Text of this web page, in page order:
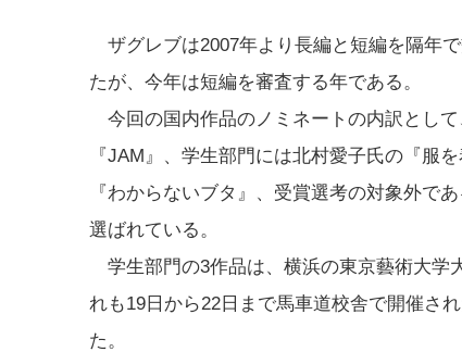
ザグレブは2007年より長編と短編を隔年
たが、今年は短編を審査する年である。
今回の国内作品のノミネートの内訳とし
『JAM』、学生部門には北村愛子氏の『服
『わからないブタ』、受賞選考の対象外で
選ばれている。
学生部門の3作品は、横浜の東京藝術大学
れも19日から22日まで馬車道校舎で開催さ
た。